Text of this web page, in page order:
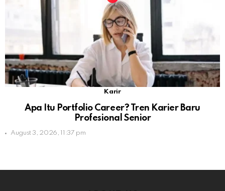
Karir
Apa Itu Portfolio Career? Tren Karier Baru
Profesional Senior
August 3, 2026, 11:37 pm